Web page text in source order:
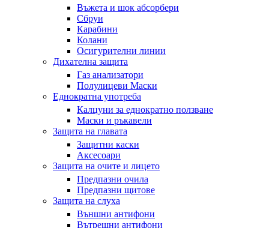
Въжета и шок абсорбери
Сбруи
Карабини
Колани
Осигурителни линии
Дихателна защита
Газ анализатори
Полулицеви Маски
Еднократна употреба
Калцуни за еднократно ползване
Маски и ръкавели
Защита на главата
Защитни каски
Аксесоари
Защита на очите и лицето
Предпазни очила
Предпазни щитове
Защита на слуха
Външни антифони
Вътрешни антифони